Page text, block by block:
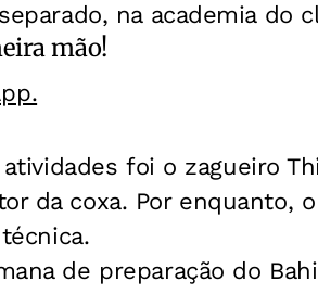
na academia do
mão!
foi o zagueiro
da coxa. Por enquanto,
de preparação do